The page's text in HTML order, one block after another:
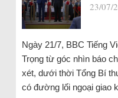
23/07/
Ngày 21/7, BBC Tiếng
Trọng từ góc nhìn báo
xét, dưới thời Tổng Bí
có đường lối ngoại giao